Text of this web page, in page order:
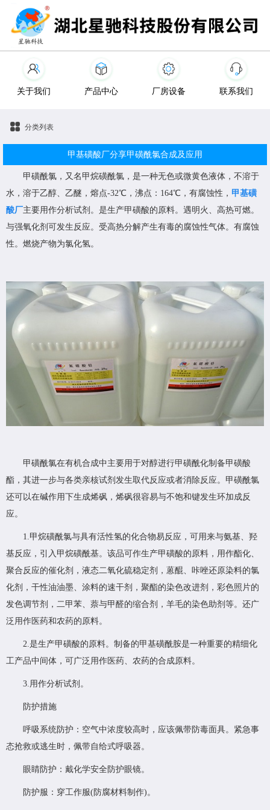
关于我们 产品中心 厂房设备 联系我们
分类列表
甲基磺酸厂分享甲磺酰氯合成及应用
甲磺酰氯，又名甲烷磺酰氯，是一种无色或微黄色液体，不溶于
水，溶于乙醇、乙醚，熔点-32℃，沸点：164℃，有腐蚀性， 甲基磺
酸厂主要用作分析试剂。是生产甲磺酸的原料。遇明火、高热可燃。
与强氧化剂可发生反应。受高热分解产生有毒的腐蚀性气体。有腐蚀
性。燃烧产物为氯化氢。
甲磺酰氯在有机合成中主要用于对醇进行甲磺酰化制备甲磺酸
酯，其进一步与各类亲核试剂发生取代反应或者消除反应。甲磺酰氯
还可以在碱作用下生成烯砜，烯砜很容易与不饱和键发生环加成反
应。
1.甲烷磺酰氯与具有活性氢的化合物易反应，可用来与氨基、羟
基反应，引入甲烷磺酰基。该品可作生产甲磺酸的原料，用作酯化、
聚合反应的催化剂，液态二氧化硫稳定剂，蒽醌、咔唑还原染料的氯
化剂，干性油油墨、涂料的速干剂，聚酯的染色改进剂，彩色照片的
发色调节剂，二甲苯、萘与甲醛的缩合剂，羊毛的染色助剂等。还广
泛用作医药和农药的原料。
2.是生产甲磺酸的原料。制备的甲基磺酰胺是一种重要的精细化
工产品中间体，可广泛用作医药、农药的合成原料。
3.用作分析试剂。
防护措施
呼吸系统防护：空气中浓度较高时，应该佩带防毒面具。紧急事
态抢救或逃生时，佩带自给式呼吸器。
眼睛防护：戴化学安全防护眼镜。
防护服：穿工作服(防腐材料制作)。